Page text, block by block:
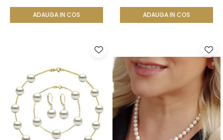
ADAUGA IN COS ADAUGA IN COS